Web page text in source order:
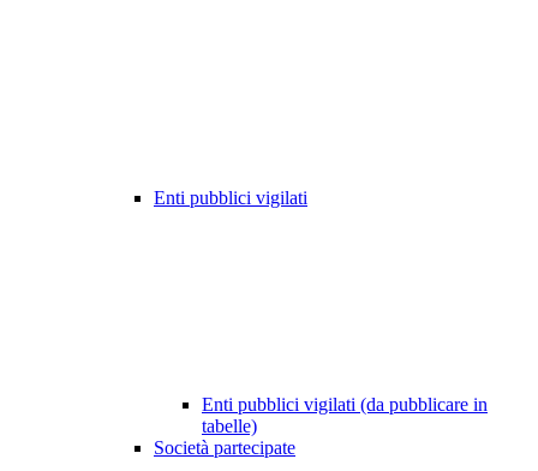
Enti pubblici vigilati
Enti pubblici vigilati (da pubblicare in
tabelle)
Società partecipate